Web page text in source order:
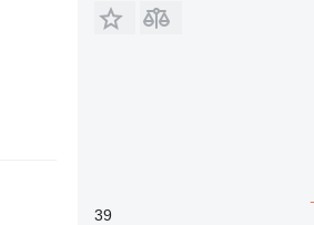
39